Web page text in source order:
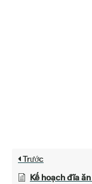
Trước
Kế hoạch đĩa